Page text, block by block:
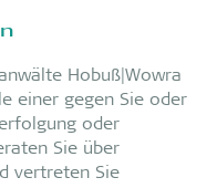
Hobuß|Wowra
einer gegen Sie oder
oder
Sie über
vertreten Sie